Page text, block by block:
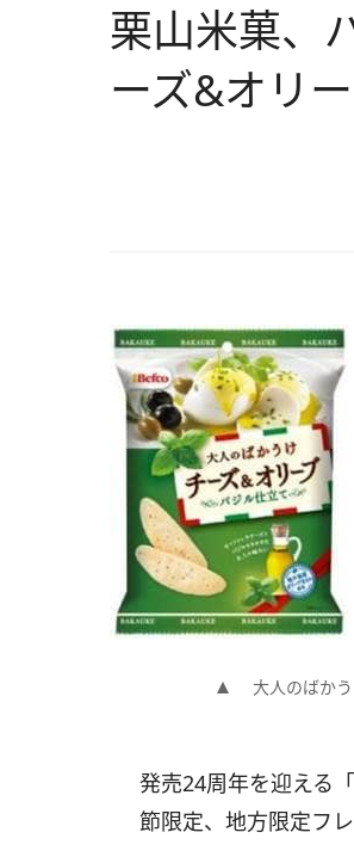
栗山米菓、
ーズ&オリ
大人のばか
発売24周年を迎える
節限定、地方限定フ